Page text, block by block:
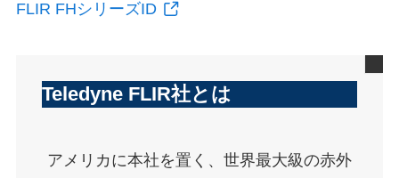
FLIR FHシリーズID
Teledyne FLIR社とは
アメリカに本社を置く、世界最大級の赤外